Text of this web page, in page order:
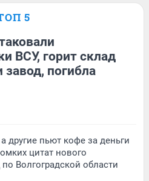
5
ВСУ, горит склад
погибла
другие пьют кофе за деньги
цитат нового
Волгоградской области